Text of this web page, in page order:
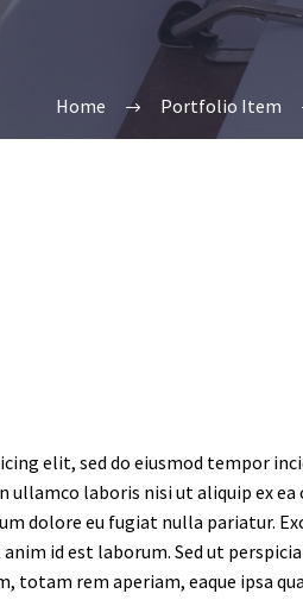
Home Portfolio Item
elit, sed do eiusmod tempor
laboris nisi ut aliquip ex ea
dolore eu fugiat nulla pariatur.
id est laborum. Sed ut
totam rem aperiam, eaque ipsa